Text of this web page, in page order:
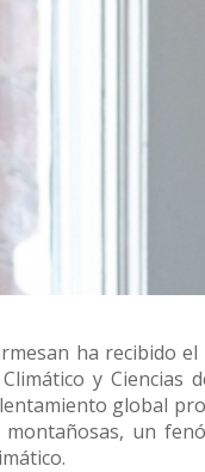
ha recibido
y Ciencias
global
un